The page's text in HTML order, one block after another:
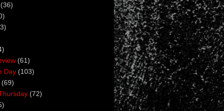
(36)
(61)
Day (103)
(69)
(72)